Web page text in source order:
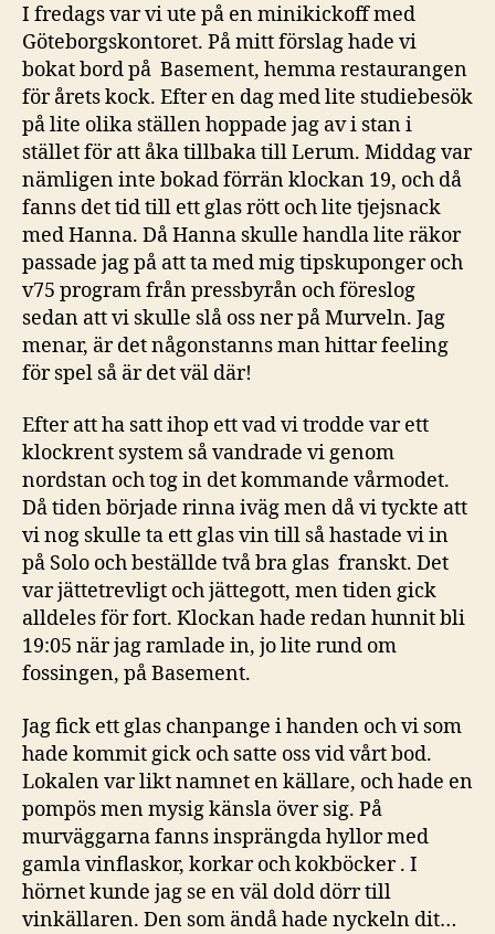
I fredags var vi ute på en minikickoff med
Göteborgskontoret. På mitt förslag hade vi
bokat bord på Basement, hemma restaurangen
för årets kock. Efter en dag med lite studiebesök
på lite olika ställen hoppade jag av i stan i
stället för att åka tillbaka till Lerum. Middag var
nämligen inte bokad förrän klockan 19, och då
fanns det tid till ett glas rött och lite tjejsnack
med Hanna. Då Hanna skulle handla lite räkor
passade jag på att ta med mig tipskuponger och
v75 program från pressbyrån och föreslog
sedan att vi skulle slå oss ner på Murveln. Jag
menar, är det någonstanns man hittar feeling
för spel så är det väl där!
Efter att ha satt ihop ett vad vi trodde var ett
klockrent system så vandrade vi genom
nordstan och tog in det kommande vårmodet.
Då tiden började rinna iväg men då vi tyckte att
vi nog skulle ta ett glas vin till så hastade vi in
på Solo och beställde två bra glas franskt. Det
var jättetrevligt och jättegott, men tiden gick
alldeles för fort. Klockan hade redan hunnit bli
19:05 när jag ramlade in, jo lite rund om
fossingen, på Basement.
Jag fick ett glas chanpange i handen och vi som
hade kommit gick och satte oss vid vårt bod.
Lokalen var likt namnet en källare, och hade en
pompös men mysig känsla över sig. På
murväggarna fanns insprängda hyllor med
gamla vinflaskor, korkar och kokböcker . I
hörnet kunde jag se en väl dold dörr till
vinkällaren. Den som ändå hade nyckeln dit…